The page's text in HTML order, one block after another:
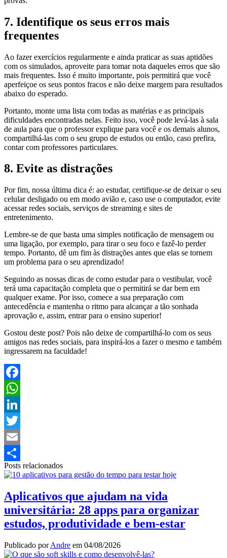
7. Identifique os seus erros mais
frequentes
Ao fazer exercícios regularmente e ainda praticar as suas aptidões
com os simulados, aproveite para tomar nota daqueles erros que são
mais frequentes. Isso é muito importante, pois permitirá que você
aperfeiçoe os seus pontos fracos e não deixe margem para resultados
abaixo do esperado.
Portanto, monte uma lista com todas as matérias e as principais
dificuldades encontradas nelas. Feito isso, você pode levá-las à sala
de aula para que o professor explique para você e os demais alunos,
compartilhá-las com o seu grupo de estudos ou então, caso prefira,
contar com professores particulares.
8. Evite as distrações
Por fim, nossa última dica é: ao estudar, certifique-se de deixar o seu
celular desligado ou em modo avião e, caso use o computador, evite
acessar redes sociais, serviços de streaming e sites de
entretenimento.
Lembre-se de que basta uma simples notificação de mensagem ou
uma ligação, por exemplo, para tirar o seu foco e fazê-lo perder
tempo. Portanto, dê um fim às distrações antes que elas se tornem
um problema para o seu aprendizado!
Seguindo as nossas dicas de como estudar para o vestibular, você
terá uma capacitação completa que o permitirá se dar bem em
qualquer exame. Por isso, comece a sua preparação com
antecedência e mantenha o ritmo para alcançar a tão sonhada
aprovação e, assim, entrar para o ensino superior!
Gostou deste post? Pois não deixe de compartilhá-lo com os seus
amigos nas redes sociais, para inspirá-los a fazer o mesmo e também
ingressarem na faculdade!
Facebook
WhatsApp
LinkedIn
Twitter
Email
Share
Posts relacionados
Aplicativos que ajudam na vida
universitária: 28 apps para organizar
estudos, produtividade e bem-estar
Publicado porAndre em 04/08/2026